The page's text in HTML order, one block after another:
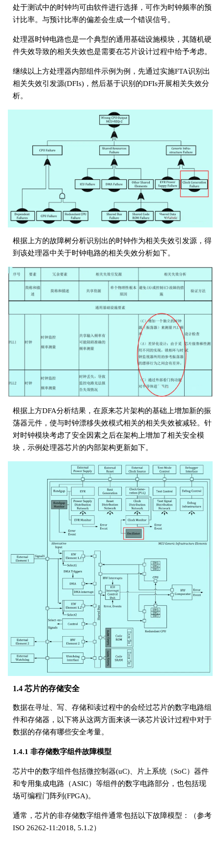
处于测试中的时钟均可由软件进行选择，可作为时钟频率的预
计比率。与预计比率的偏差会生成一个错误信号。
处理器时钟电路也是一个典型的通用基础设施模块，其随机硬
件失效导致的相关失效也是需要在芯片设计过程中给予考虑。
继续以上方处理器内部组件示例为例，先通过实施FTA识别出
相关失效引发源(DFIs)，然后基于识别的DFIs开展相关失效分
析。
根据上方的故障树分析识别出的时钟作为相关失效引发源，得
到该处理器中关于时钟电路的相关失效分析如下。
根据上方DFA分析结果，在原来芯片架构的基础上增加新的振
荡器元件，使与时钟漂移失效模式相关的相关失效被减轻。针
对时钟模块考虑了安全因素之后在架构上增加了相关安全模
块，示例处理器芯片的内部架构更新如下。
1.4 芯片的存储安全
数据在寻址、写、存储和读过程中的会经过芯片的数字电路组
件和存储器，以下将从这两方面来谈一谈芯片设计过程中对于
数据的存储有哪些安全考量。
1.4.1 非存储数字组件故障模型
芯片中的数字组件包括微控制器(uC)、片上系统（SoC）器件
和专用集成电路（ASIC）等组件的数字电路部分，也包括现
场可编程门阵列(FPGA)。
通常，芯片的非存储数字组件通常包括以下故障模型：（参考
ISO 26262-11:2018, 5.1.2）